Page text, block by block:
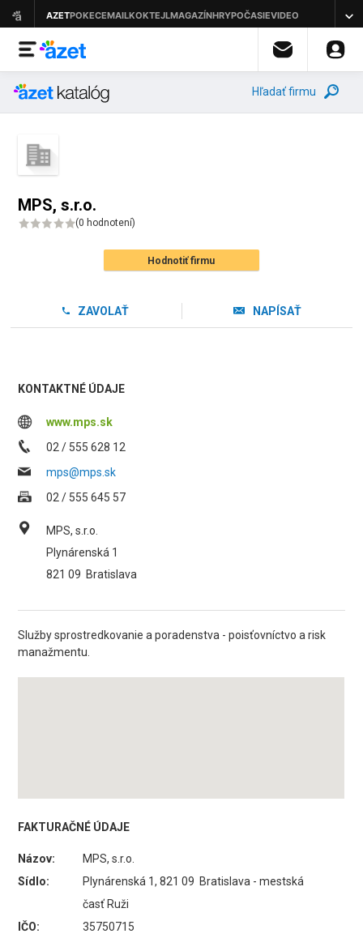
Hľadať firmu
MPS, s.r.o.
(0 hodnotení)
Hodnotiť firmu
ZAVOLAŤ NAPÍSAŤ
KONTAKTNÉ ÚDAJE
www.mps.sk
02 / 555 628 12
mps@mps.sk
02 / 555 645 57
MPS, s.r.o.
Plynárenská 1
821 09 Bratislava
Služby sprostredkovanie a poradenstva - poisťovníctvo a risk
manažmentu.
FAKTURAČNÉ ÚDAJE
Názov:
MPS, s.r.o.
Sídlo:
Plynárenská 1, 821 09 Bratislava - mestská
časť Ruži
IČO:
35750715